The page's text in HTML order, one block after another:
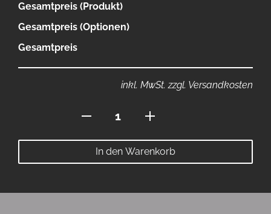
Gesamtpreis (Produkt)
Gesamtpreis (Optionen)
Gesamtpreis
inkl. MwSt. zzgl. Versandkosten
Reissverschlusskragen
Menge
In den Warenkorb